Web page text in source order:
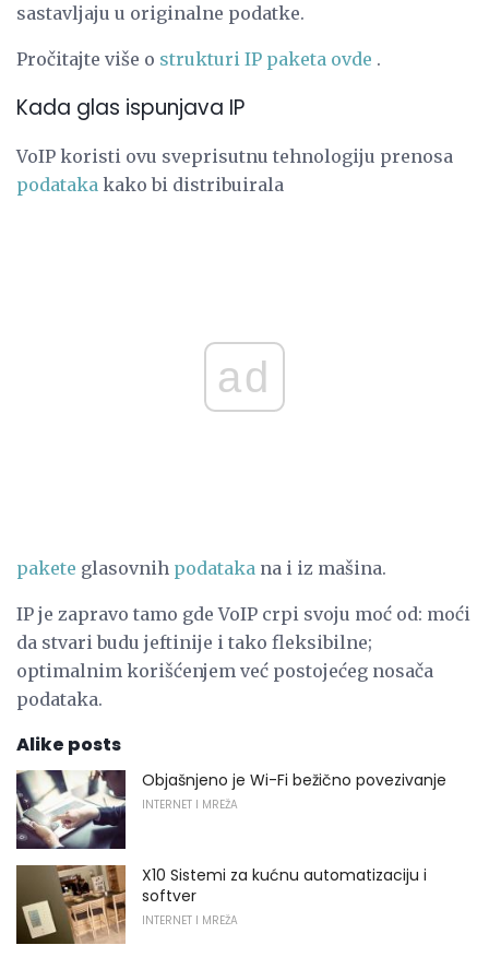
sastavljaju u originalne podatke.
Pročitajte više o strukturi IP paketa ovde .
Kada glas ispunjava IP
VoIP koristi ovu sveprisutnu tehnologiju prenosa
podataka kako bi distribuirala
ad
pakete glasovnih podataka na i iz mašina.
IP je zapravo tamo gde VoIP crpi svoju moć od: moći
da stvari budu jeftinije i tako fleksibilne;
optimalnim korišćenjem već postojećeg nosača
podataka.
Alike posts
Objašnjeno je Wi-Fi bežično povezivanje
INTERNET I MREŽA
X10 Sistemi za kućnu automatizaciju i
softver
INTERNET I MREŽA